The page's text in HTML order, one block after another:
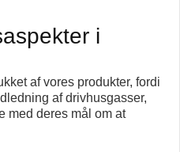
i
af vores produkter, fordi
af drivhusgasser,
med deres mål om at